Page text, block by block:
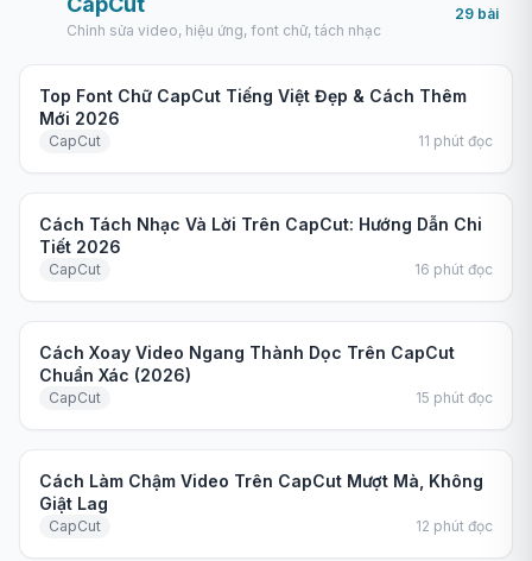
Chỉnh sửa video, hiệu ứng, font chữ, tách nhạc
29 bài
Hướng dẫn
Top Font Chữ CapCut Tiếng Việt Đẹp & Cách Thêm
Mới 2026
CapCut 11 phút đọc
Hướng dẫn
Cách Tách Nhạc Và Lời Trên CapCut: Hướng Dẫn Chi
Tiết 2026
CapCut 16 phút đọc
Hướng dẫn
Cách Xoay Video Ngang Thành Dọc Trên CapCut
Chuẩn Xác (2026)
CapCut 15 phút đọc
Hướng dẫn
Cách Làm Chậm Video Trên CapCut Mượt Mà, Không
Giật Lag
CapCut 12 phút đọc